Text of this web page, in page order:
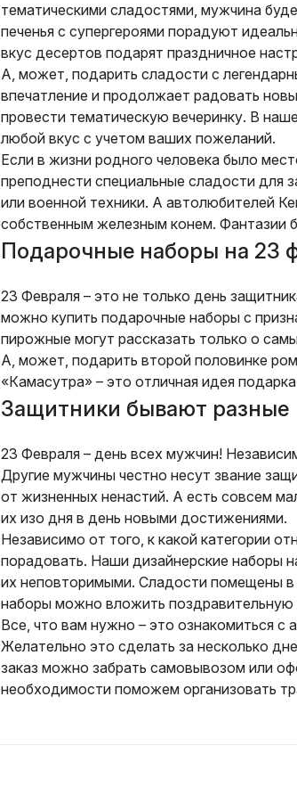
тематическими сладостями, мужчина
печенья с супергероями порадуют
вкус десертов подарят праздничное
А, может, подарить сладости с
впечатление и продолжает радовать
провести тематическую вечеринку. В
любой вкус с учетом ваших пожеланий.
Если в жизни родного человека было
преподнести специальные сладости для
или военной техники. А автолюбителей
собственным железным конем. Фантазии
Подарочные наборы на 23
23 Февраля – это не только день
можно купить подарочные наборы с
пирожные могут рассказать только о
А, может, подарить второй половинке
«Камасутра» – это отличная идея
Защитники бывают разные
23 Февраля – день всех мужчин!
Другие мужчины честно несут звание
от жизненных ненастий. А есть совсем
их изо дня в день новыми достижениями.
Независимо от того, к какой категории
порадовать. Наши дизайнерские наборы
их неповторимыми. Сладости помещены в
наборы можно вложить поздравительную
Все, что вам нужно – это ознакомиться с
Желательно это сделать за несколько
заказ можно забрать самовывозом или
необходимости поможем организовать